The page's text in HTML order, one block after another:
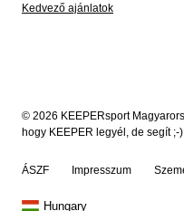
Kedvező ajánlatok
© 2026 KEEPERsport
hogy KEEPER legyél, de segít ;-)
ÁSZF Impresszum
Hungary